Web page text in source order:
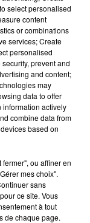
Gomez et
single
select personalised
content
or combinations
services; Create
personalised
prevent and
and content;
may
data to offer
information actively
combine data from
based on
ou affiner en
mes choix".
sans
ce site. Vous
à tout
de chaque page.